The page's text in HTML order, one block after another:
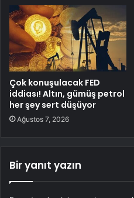
Çok konuşulacak FED
iddiası! Altın, gümüş petrol
her şey sert düşüyor
Ağustos 7, 2026
Bir yanıt yazın